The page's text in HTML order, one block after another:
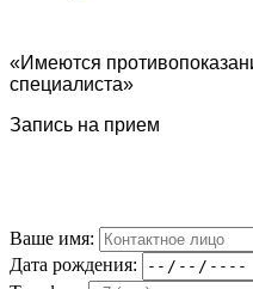
«Имеются
специалиста»
Запись на прием
Ваше имя:
Дата рождения: